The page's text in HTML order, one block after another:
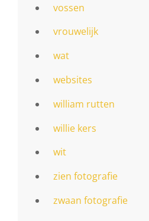
vossen
vrouwelijk
wat
websites
william rutten
willie kers
wit
zien fotografie
zwaan fotografie